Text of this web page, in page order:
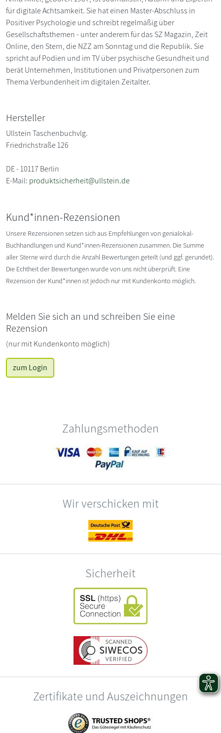
für digitale Achtsamkeit. Sie hat einen Master-Abschluss in
Positiver Psychologie und schreibt regelmäßig über
Gesellschaftsthemen - unter anderem für das SZ Magazin, Zeit
Online, den Stern, die NZZ am Sonntag und die Republik. Sie
spricht auf Podien und im TV über psychische Gesundheit und
berät Unternehmen, Institutionen und Privatpersonen zum
Thema Verbundenheit im digitalen Zeitalter.
Hersteller
Ullstein Taschenbuchvlg.
Friedrichstraße 126
DE - 10117 Berlin
E-Mail: produktsicherheit@ullstein.de
Kund*innen-Rezensionen
Unsere Rezensionen setzen sich aus Empfehlungen von genialokal-
Buchhandlungen und Kund*innen-Rezensionen zusammen. Die Summe
aller Sterne wird durch die Anzahl Bewertungen geteilt (und ggf. gerundet).
Die Echtheit der Bewertungen wurde von uns nicht überprüft. Eine
Rezension der Kund*innen ist jedoch nur mit Kundenkonto möglich.
Melden Sie sich an und schreiben Sie eine
Rezension
(nur mit Kundenkonto möglich)
zum Login
Zahlungsmethoden
Wir verschicken mit
Sicherheit
Zertifikate und Auszeichnungen